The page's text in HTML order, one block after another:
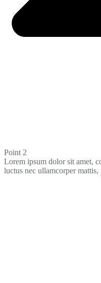
Point 2
Lorem ipsum dolor sit amet,
luctus nec ullamcorper